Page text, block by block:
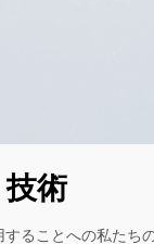
術
ることへの私たち